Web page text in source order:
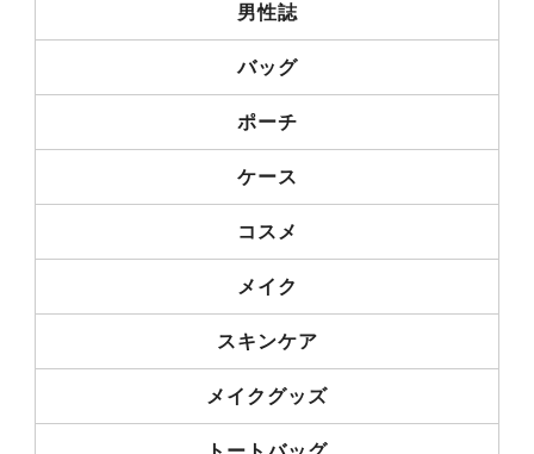
男性誌
バッグ
ポーチ
ケース
コスメ
メイク
スキンケア
メイクグッズ